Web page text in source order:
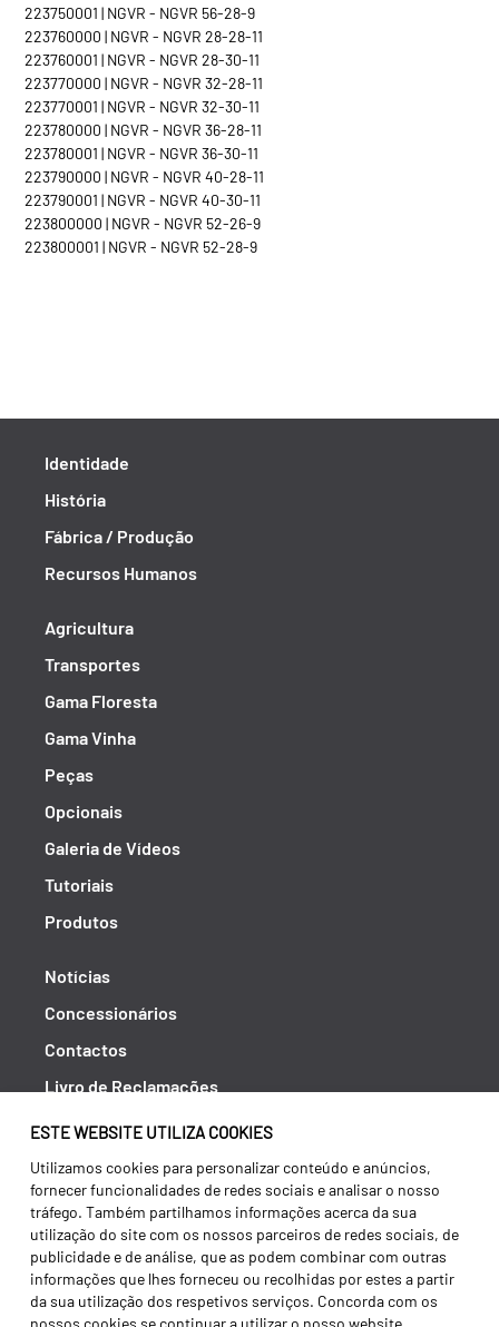
ESTE WEBSITE UTILIZA COOKIES
Utilizamos cookies para personalizar conteúdo e anúncios,
fornecer funcionalidades de redes sociais e analisar o nosso
tráfego. Também partilhamos informações acerca da sua
utilização do site com os nossos parceiros de redes sociais, de
publicidade e de análise, que as podem combinar com outras
informações que lhes forneceu ou recolhidas por estes a partir
da sua utilização dos respetivos serviços. Concorda com os
nossos cookies se continuar a utilizar o nosso website.
223750001 | NGVR - NGVR 56-28-9
223760000 | NGVR - NGVR 28-28-11
223760001 | NGVR - NGVR 28-30-11
223770000 | NGVR - NGVR 32-28-11
223770001 | NGVR - NGVR 32-30-11
223780000 | NGVR - NGVR 36-28-11
223780001 | NGVR - NGVR 36-30-11
223790000 | NGVR - NGVR 40-28-11
223790001 | NGVR - NGVR 40-30-11
223800000 | NGVR - NGVR 52-26-9
223800001 | NGVR - NGVR 52-28-9
Identidade
História
Fábrica / Produção
Recursos Humanos
Agricultura
Transportes
Gama Floresta
Gama Vinha
Peças
Opcionais
Galeria de Vídeos
Tutoriais
Produtos
Notícias
Concessionários
Contactos
Livro de Reclamações
Política de Privacidade
Canal de Denúncias (RGPC)
Termos e condições